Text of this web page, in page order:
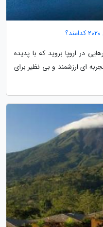
در اروپا بروید که با پدیده
ای ارزشمند و بی نظیر برای